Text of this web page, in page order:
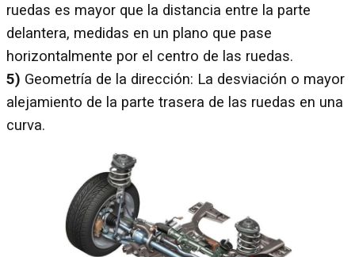
ruedas es mayor que la distancia entre la parte
delantera, medidas en un plano que pase
horizontalmente por el centro de las ruedas.
5) Geometría de la dirección: La desviación o mayor
alejamiento de la parte trasera de las ruedas en una
curva.